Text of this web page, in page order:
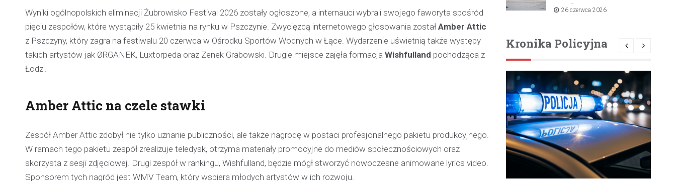
Wyniki ogólnopolskich eliminacji Żubrowisko Festival 2026 zostały ogłoszone, a internauci wybrali swojego faworyta spośród
pięciu zespołów, które wystąpiły 25 kwietnia na rynku w Pszczynie. Zwycięzcą internetowego głosowania został Amber Attic
z Pszczyny, który zagra na festiwalu 20 czerwca w Ośrodku Sportów Wodnych w Łące. Wydarzenie uświetnią także występy
takich artystów jak ØRGANEK, Luxtorpeda oraz Zenek Grabowski. Drugie miejsce zajęła formacja Wishfulland pochodząca z
Łodzi.
Amber Attic na czele stawki
Zespół Amber Attic zdobył nie tylko uznanie publiczności, ale także nagrodę w postaci profesjonalnego pakietu produkcyjnego.
W ramach tego pakietu zespół zrealizuje teledysk, otrzyma materiały promocyjne do mediów społecznościowych oraz
skorzysta z sesji zdjęciowej. Drugi zespół w rankingu, Wishfulland, będzie mógł stworzyć nowoczesne animowane lyrics video.
Sponsorem tych nagród jest WMV Team, który wspiera młodych artystów w ich rozwoju.
Pawła II i ul. Łącznej
26 czerwca 2026
Kronika Policyjna